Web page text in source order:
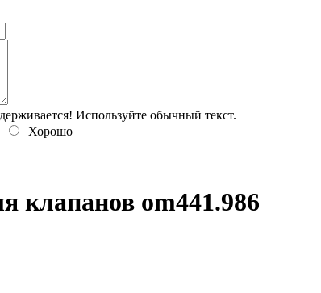
Используйте обычный текст.
Хорошо
клапанов om441.986